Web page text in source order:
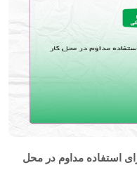
استفاده مداوم در محل